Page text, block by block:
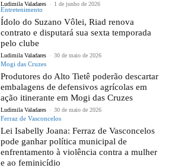
Ludimila Valadares - 1 de junho de 2026
Entretenimento
Ídolo do Suzano Vôlei, Riad renova
contrato e disputará sua sexta temporada
pelo clube
Ludimila Valadares - 30 de maio de 2026
Mogi das Cruzes
Produtores do Alto Tietê poderão descartar
embalagens de defensivos agrícolas em
ação itinerante em Mogi das Cruzes
Ludimila Valadares - 30 de maio de 2026
Ferraz de Vasconcelos
Lei Isabelly Joana: Ferraz de Vasconcelos
pode ganhar política municipal de
enfrentamento à violência contra a mulher
e ao feminicídio